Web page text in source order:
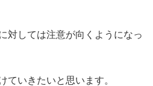
対しては注意が向くようになっ
ていきたいと思います。